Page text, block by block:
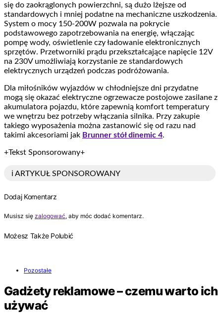
się do zaokrąglonych powierzchni, są dużo lżejsze od
standardowych i mniej podatne na mechaniczne uszkodzenia.
System o mocy 150-200W pozwala na pokrycie
podstawowego zapotrzebowania na energię, włączając
pompę wody, oświetlenie czy ładowanie elektronicznych
sprzętów. Przetworniki prądu przekształcające napięcie 12V
na 230V umożliwiają korzystanie ze standardowych
elektrycznych urządzeń podczas podróżowania.
Dla miłośników wyjazdów w chłodniejsze dni przydatne
mogą się okazać elektryczne ogrzewacze postojowe zasilane z
akumulatora pojazdu, które zapewnią komfort temperatury
we wnętrzu bez potrzeby włączania silnika. Przy zakupie
takiego wyposażenia można zastanowić się od razu nad
takimi akcesoriami jak Brunner stół dinemic 4.
+Tekst Sponsorowany+
ℹ️ ARTYKUŁ SPONSOROWANY
Dodaj Komentarz
Musisz się zalogować, aby móc dodać komentarz.
Możesz Także Polubić
Pozostałe
Gadżety reklamowe – czemu warto ich
używać